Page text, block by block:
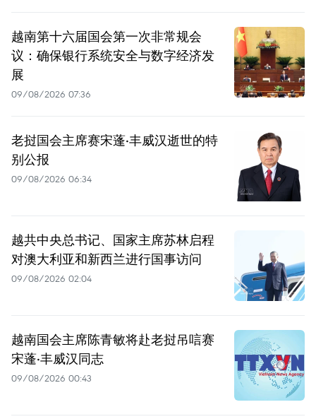
越南第十六届国会第一次非常规会
议：确保银行系统安全与数字经济发
展
09/08/2026 07:36
老挝国会主席赛宋蓬·丰威汉逝世的特
别公报
09/08/2026 06:34
越共中央总书记、国家主席苏林启程
对澳大利亚和新西兰进行国事访问
09/08/2026 02:04
越南国会主席陈青敏将赴老挝吊唁赛
宋蓬·丰威汉同志
09/08/2026 00:43